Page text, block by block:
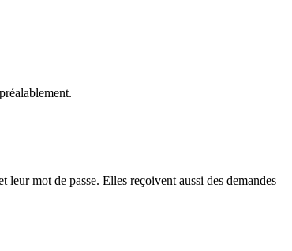
mot de passe. Elles reçoivent aussi des demandes